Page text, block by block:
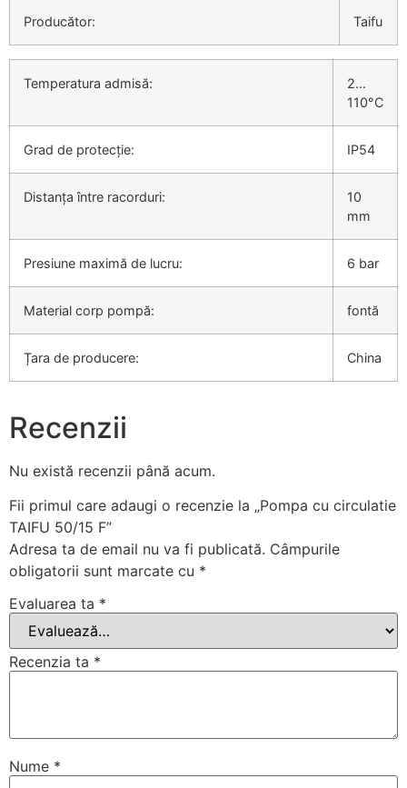
Producător: Taifu
Temperatura admisă:
2…
110°C
Grad de protecție: IP54
Distanța între racorduri:
10
mm
Presiune maximă de lucru: 6 bar
Material corp pompă: fontă
Țara de producere: China
Recenzii
Nu există recenzii până acum.
Fii primul care adaugi o recenzie la „Pompa cu circulatie
TAIFU 50/15 F”
Adresa ta de email nu va fi publicată. Câmpurile
obligatorii sunt marcate cu *
Evaluarea ta *
Recenzia ta *
Nume *